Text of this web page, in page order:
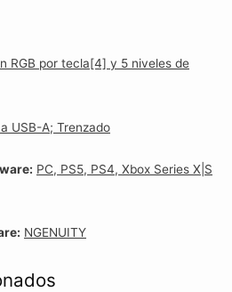
RGB por tecla[4] y 5 niveles de
USB-A; Trenzado
PC, PS5, PS4, Xbox Series X|S
NGENUITY